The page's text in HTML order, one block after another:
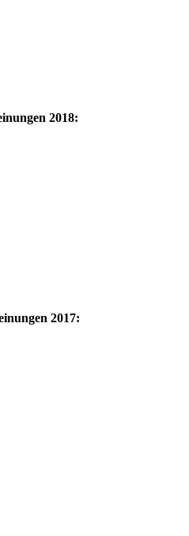
2018:
2017: